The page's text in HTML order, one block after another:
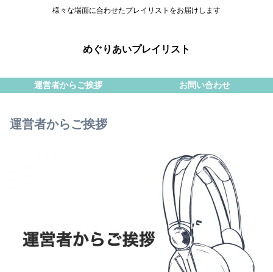
様々な場面に合わせたプレイリストをお届けします
めぐりあいプレイリスト
運営者からご挨拶 お問い合わせ
運営者からご挨拶